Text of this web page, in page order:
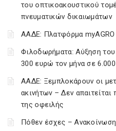
του οπτικοακουστικού
πνευματικών δικαιωμάτων
ΑΑΔΕ: Πλατφόρμα myAGRO
Φιλοδωρήματα: Αύξηση
300 ευρώ τον μήνα σε
ΑΑΔΕ: Ξεμπλοκάρουν οι
ακινήτων – Δεν
της οφειλής
Πόθεν έσχες –